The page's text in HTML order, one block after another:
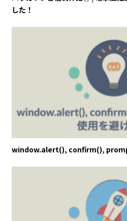
した！
window.alert(), confirm(),